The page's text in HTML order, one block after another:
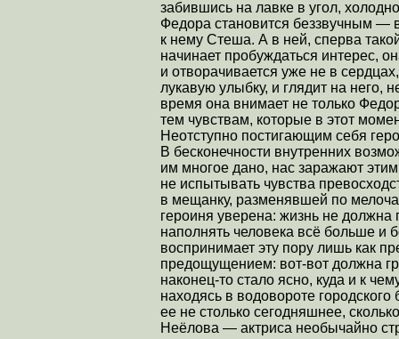
забившись на лавке в угол,
Федора становится беззвучным —
к нему Стеша. А в ней, сперва
начинает пробуждаться интерес,
и отворачивается уже не в
лукавую улыбку, и глядит на него,
время она внимает не только
тем чувствам, которые в этот
Неотступно постигающим себя
В бесконечности внутренних
им многое дано, нас заражают
не испытывать чувства
в мещанку, разменявшей по
героиня уверена: жизнь не
наполнять человека всё больше и
воспринимает эту пору лишь как
предощущением: вот-вот должна
наконец-то стало ясно, куда и к
находясь в водовороте
ее не столько сегодняшнее,
Неёлова — актриса необычайно